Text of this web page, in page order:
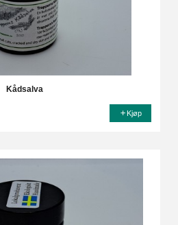
Kådsalva
Kjøp